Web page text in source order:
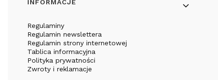
INFORMACJE
Regulaminy
Regulamin newslettera
Regulamin strony internetowej
Tablica informacyjna
Polityka prywatności
Zwroty i reklamacje